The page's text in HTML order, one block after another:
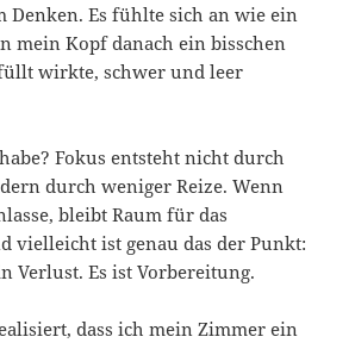
Denken. Es fühlte sich an wie ein
mein Kopf danach ein bisschen
wirkte, schwer und leer
Fokus entsteht nicht durch
durch weniger Reize. Wenn
bleibt Raum für das
vielleicht ist genau das der Punkt:
Verlust. Es ist Vorbereitung.
dass ich mein Zimmer ein